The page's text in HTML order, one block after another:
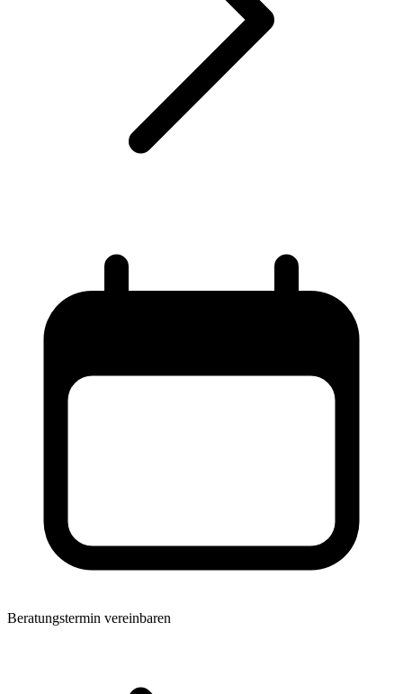
Beratungstermin vereinbaren